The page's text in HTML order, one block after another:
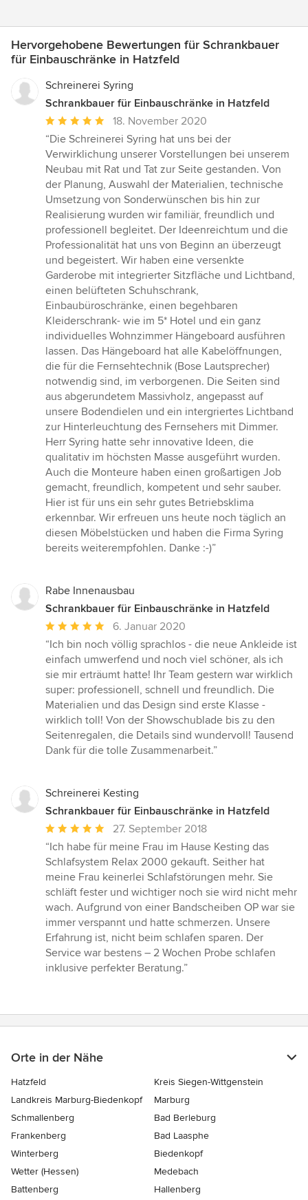
Hervorgehobene Bewertungen für Schrankbauer
für Einbauschränke in Hatzfeld
Schreinerei Syring
Schrankbauer für Einbauschränke in Hatzfeld
Durchschnittliche
Bewertung:
5
von
5
Sternen
18. November 2020
“Die Schreinerei Syring hat uns bei der
Verwirklichung unserer Vorstellungen bei unserem
Neubau mit Rat und Tat zur Seite gestanden. Von
der Planung, Auswahl der Materialien, technische
Umsetzung von Sonderwünschen bis hin zur
Realisierung wurden wir familiär, freundlich und
professionell begleitet. Der Ideenreichtum und die
Professionalität hat uns von Beginn an überzeugt
und begeistert. Wir haben eine versenkte
Garderobe mit integrierter Sitzfläche und Lichtband,
einen belüfteten Schuhschrank,
Einbaubüroschränke, einen begehbaren
Kleiderschrank- wie im 5* Hotel und ein ganz
individuelles Wohnzimmer Hängeboard ausführen
lassen. Das Hängeboard hat alle Kabelöffnungen,
die für die Fernsehtechnik (Bose Lautsprecher)
notwendig sind, im verborgenen. Die Seiten sind
aus abgerundetem Massivholz, angepasst auf
unsere Bodendielen und ein intergriertes Lichtband
zur Hinterleuchtung des Fernsehers mit Dimmer.
Herr Syring hatte sehr innovative Ideen, die
qualitativ im höchsten Masse ausgeführt wurden.
Auch die Monteure haben einen großartigen Job
gemacht, freundlich, kompetent und sehr sauber.
Hier ist für uns ein sehr gutes Betriebsklima
erkennbar. Wir erfreuen uns heute noch täglich an
diesen Möbelstücken und haben die Firma Syring
bereits weiterempfohlen. Danke :-)”
Rabe Innenausbau
Schrankbauer für Einbauschränke in Hatzfeld
Durchschnittliche
Bewertung:
5
von
5
Sternen
6. Januar 2020
“Ich bin noch völlig sprachlos - die neue Ankleide ist
einfach umwerfend und noch viel schöner, als ich
sie mir erträumt hatte! Ihr Team gestern war wirklich
super: professionell, schnell und freundlich. Die
Materialien und das Design sind erste Klasse -
wirklich toll! Von der Showschublade bis zu den
Seitenregalen, die Details sind wundervoll! Tausend
Dank für die tolle Zusammenarbeit.”
Schreinerei Kesting
Schrankbauer für Einbauschränke in Hatzfeld
Durchschnittliche
Bewertung:
5
von
5
Sternen
27. September 2018
“Ich habe für meine Frau im Hause Kesting das
Schlafsystem Relax 2000 gekauft. Seither hat
meine Frau keinerlei Schlafstörungen mehr. Sie
schläft fester und wichtiger noch sie wird nicht mehr
wach. Aufgrund von einer Bandscheiben OP war sie
immer verspannt und hatte schmerzen. Unsere
Erfahrung ist, nicht beim schlafen sparen. Der
Service war bestens – 2 Wochen Probe schlafen
inklusive perfekter Beratung.”
Orte in der Nähe
Hatzfeld
Kreis Siegen-Wittgenstein
Landkreis Marburg-Biedenkopf
Marburg
Schmallenberg
Bad Berleburg
Frankenberg
Bad Laasphe
Winterberg
Biedenkopf
Wetter (Hessen)
Medebach
Battenberg
Hallenberg